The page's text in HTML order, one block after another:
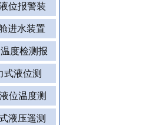
位报警装
进水装置
度检测报
式液位测
位温度测
液压遥测